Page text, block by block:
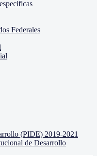
Federales
(PIDE) 2019-2021
de Desarrollo